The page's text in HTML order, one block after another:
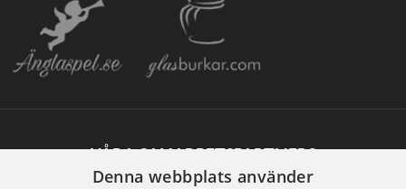
VÅRA SAMARBETSPARTNERS
Denna webbplats använder